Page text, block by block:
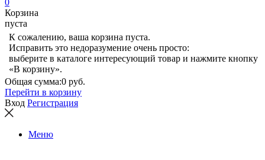
0
Корзина
пуста
К сожалению, ваша корзина пуста.
Исправить это недоразумение очень просто:
выберите в каталоге интересующий товар и нажмите кнопку
«В корзину».
Общая сумма:0 руб.
Перейти в корзину
Вход Регистрация
Меню